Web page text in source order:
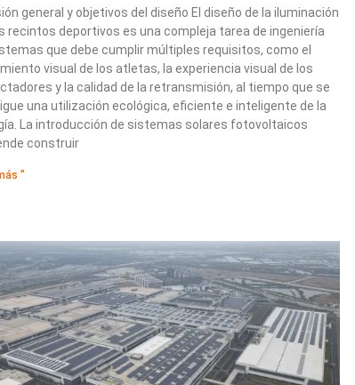
general y objetivos del diseño El diseño de la iluminación
recintos deportivos es una compleja tarea de ingeniería
que debe cumplir múltiples requisitos, como el
visual de los atletas, la experiencia visual de los
y la calidad de la retransmisión, al tiempo que se
una utilización ecológica, eficiente e inteligente de la
La introducción de sistemas solares fotovoltaicos
construir
"